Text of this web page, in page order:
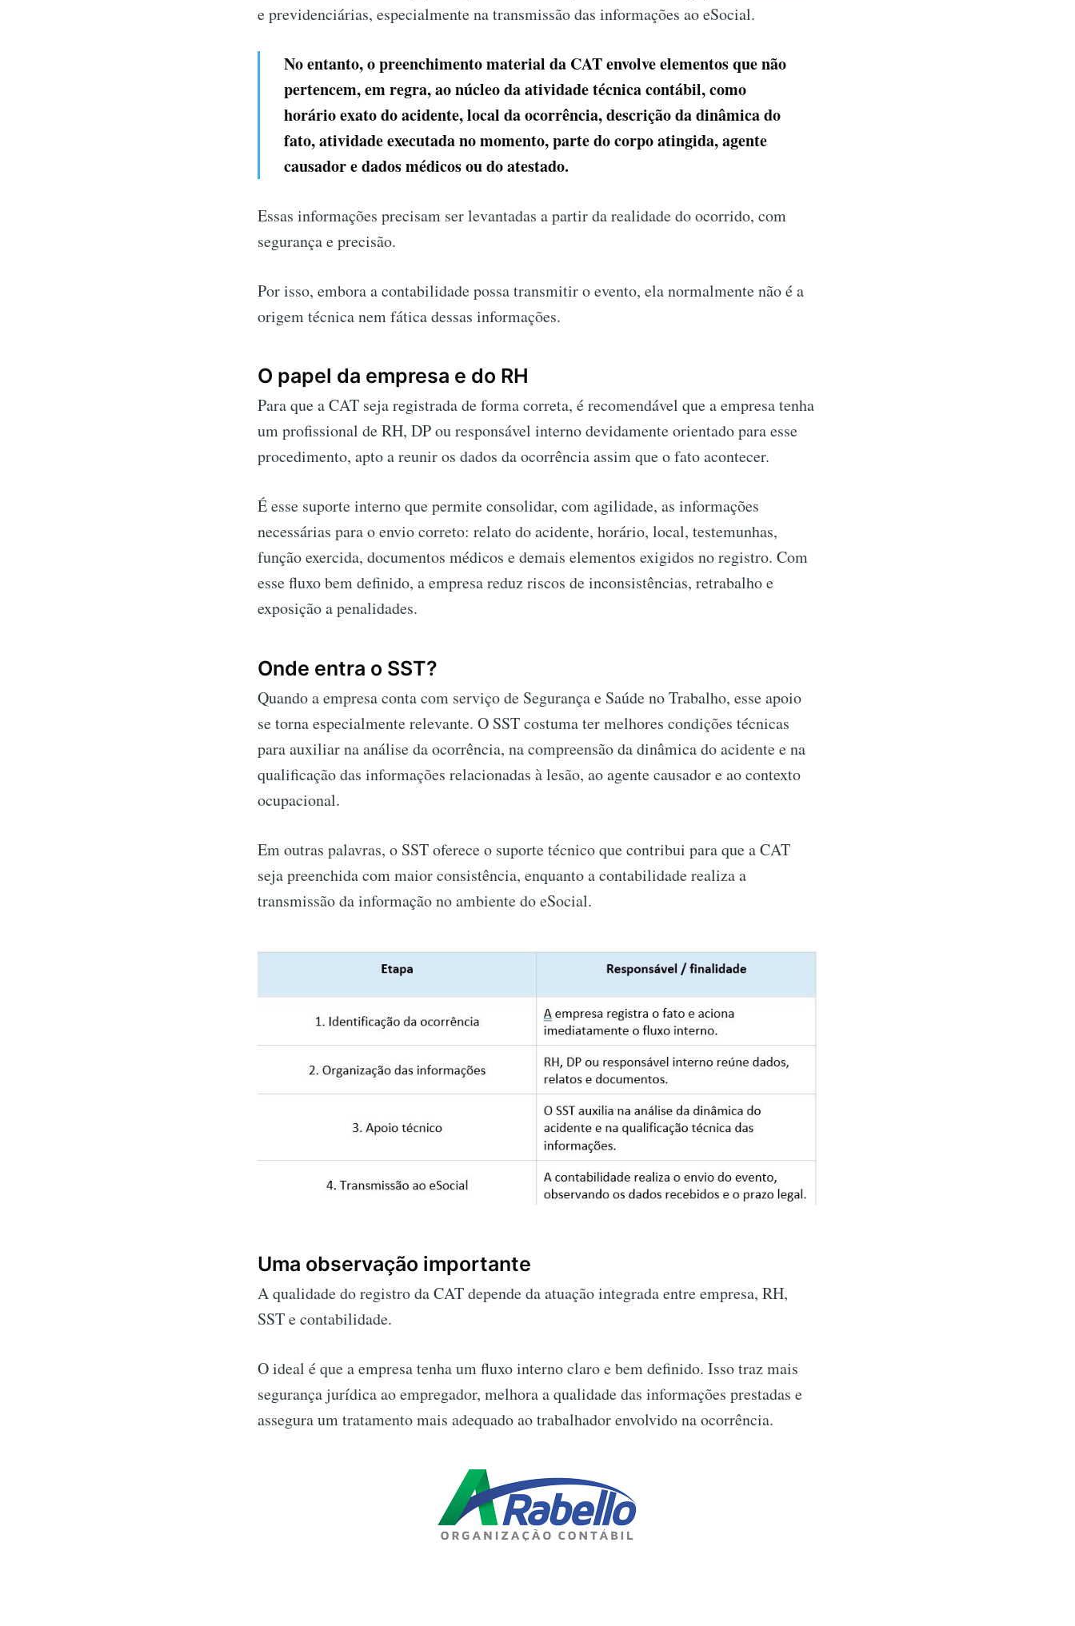
e previdenciárias, especialmente na transmissão das informações ao eSocial.
No entanto, o preenchimento material da CAT envolve elementos que não
pertencem, em regra, ao núcleo da atividade técnica contábil, como
horário exato do acidente, local da ocorrência, descrição da dinâmica do
fato, atividade executada no momento, parte do corpo atingida, agente
causador e dados médicos ou do atestado.
Essas informações precisam ser levantadas a partir da realidade do ocorrido, com
segurança e precisão.
Por isso, embora a contabilidade possa transmitir o evento, ela normalmente não é a
origem técnica nem fática dessas informações.
O papel da empresa e do RH
Para que a CAT seja registrada de forma correta, é recomendável que a empresa tenha
um profissional de RH, DP ou responsável interno devidamente orientado para esse
procedimento, apto a reunir os dados da ocorrência assim que o fato acontecer.
É esse suporte interno que permite consolidar, com agilidade, as informações
necessárias para o envio correto: relato do acidente, horário, local, testemunhas,
função exercida, documentos médicos e demais elementos exigidos no registro. Com
esse fluxo bem definido, a empresa reduz riscos de inconsistências, retrabalho e
exposição a penalidades.
Onde entra o SST?
Quando a empresa conta com serviço de Segurança e Saúde no Trabalho, esse apoio
se torna especialmente relevante. O SST costuma ter melhores condições técnicas
para auxiliar na análise da ocorrência, na compreensão da dinâmica do acidente e na
qualificação das informações relacionadas à lesão, ao agente causador e ao contexto
ocupacional.
Em outras palavras, o SST oferece o suporte técnico que contribui para que a CAT
seja preenchida com maior consistência, enquanto a contabilidade realiza a
transmissão da informação no ambiente do eSocial.
Uma observação importante
A qualidade do registro da CAT depende da atuação integrada entre empresa, RH,
SST e contabilidade.
O ideal é que a empresa tenha um fluxo interno claro e bem definido. Isso traz mais
segurança jurídica ao empregador, melhora a qualidade das informações prestadas e
assegura um tratamento mais adequado ao trabalhador envolvido na ocorrência.